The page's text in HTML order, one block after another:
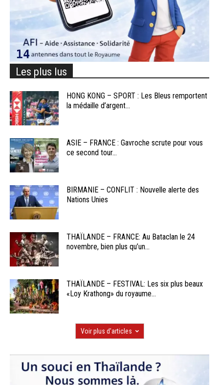
Les plus lus
HONG KONG – SPORT : Les Bleus remportent
la médaille d’argent...
ASIE – FRANCE : Gavroche scrute pour vous
ce second tour...
BIRMANIE – CONFLIT : Nouvelle alerte des
Nations Unies
THAÏLANDE – FRANCE: Au Bataclan le 24
novembre, bien plus qu’un...
THAÏLANDE – FESTIVAL: Les six plus beaux
«Loy Krathong» du royaume...
Voir plus d'articles